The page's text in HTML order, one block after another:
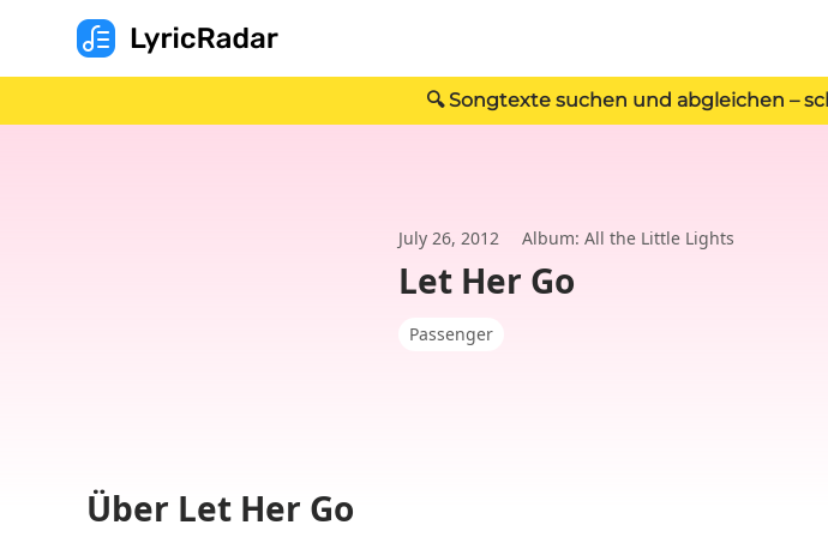
🔍 Songtexte suchen und abgleichen –
July 26, 2012 Album: All the Little Lights
Let Her Go
Passenger
Über Let Her Go